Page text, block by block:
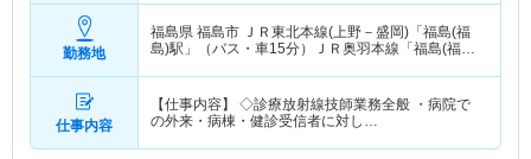
勤務地
福島県 福島市 ＪＲ東北本線(上野－盛岡)「福島(福
島)駅」（バス・車15分）ＪＲ奥羽本線「福島(福島)
仕事内容
【仕事内容】 ◇診療放射線技師業務全般 ・病院で
の外来・病棟・健診受信者に対し…